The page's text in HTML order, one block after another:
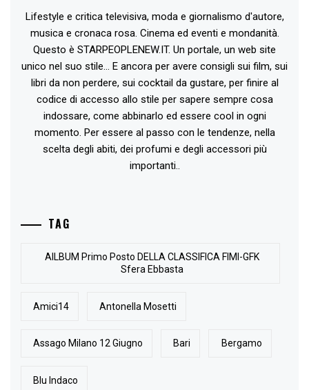
Lifestyle e critica televisiva, moda e giornalismo d'autore,
musica e cronaca rosa. Cinema ed eventi e mondanità.
Questo è STARPEOPLENEW.IT. Un portale, un web site
unico nel suo stile... E ancora per avere consigli sui film, sui
libri da non perdere, sui cocktail da gustare, per finire al
codice di accesso allo stile per sapere sempre cosa
indossare, come abbinarlo ed essere cool in ogni
momento. Per essere al passo con le tendenze, nella
scelta degli abiti, dei profumi e degli accessori più
importanti..
TAG
AlLBUM Primo Posto DELLA CLASSIFICA FIMI-GFK
Sfera Ebbasta
Amici14 Antonella Mosetti
Assago Milano 12 Giugno Bari Bergamo
Blu Indaco